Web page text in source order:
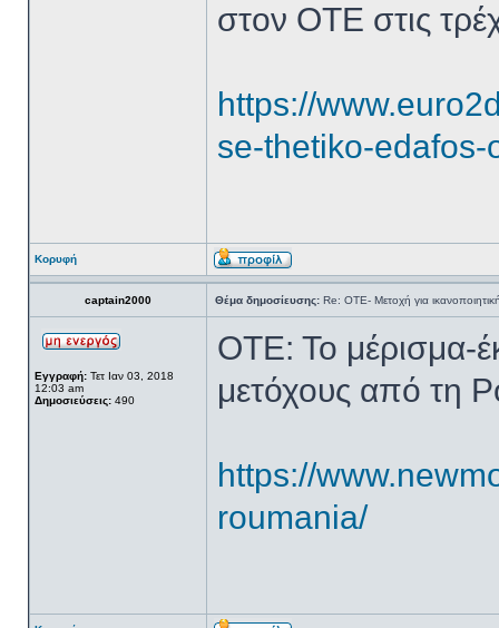
στον ΟΤΕ στις
https://
se-thetiko-
Κορυφή
captain2000 Θέμα δημοσίευσης: Re: ΟΤΕ- Μετοχή για
Εγγραφή: Τετ Ιαν 03, 2018
12:03 am
Δημοσιεύσεις: 490
ΟΤΕ: Το μέρισμα-
μετόχους από τη
https://
roumania/